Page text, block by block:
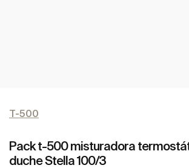
T-500
Pack t-500 misturadora
duche Stella 100/3